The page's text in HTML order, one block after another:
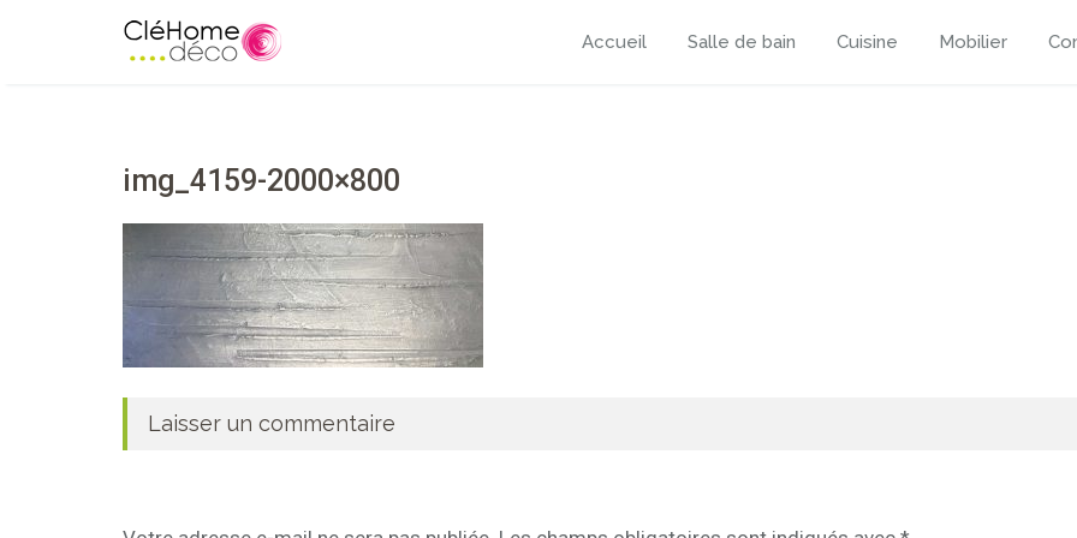
Accueil Salle de bain Cuisine Mobilier
img_4159-2000×800
Laisser un commentaire